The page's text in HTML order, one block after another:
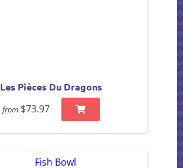
Les Pièces Du Dragons
from $73.97